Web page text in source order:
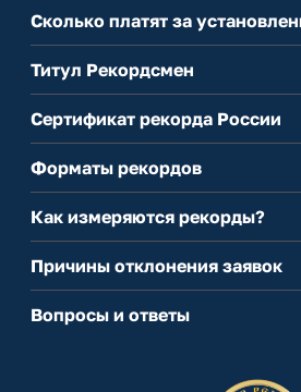
Сколько платят за
Титул Рекордсмен
Сертификат рекорда России
Форматы рекордов
Как измеряются рекорды?
Причины отклонения заявок
Вопросы и ответы